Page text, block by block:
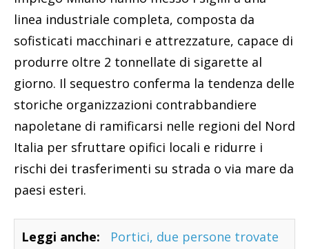
linea industriale completa, composta da
sofisticati macchinari e attrezzature, capace di
produrre oltre 2 tonnellate di sigarette al
giorno. Il sequestro conferma la tendenza delle
storiche organizzazioni contrabbandiere
napoletane di ramificarsi nelle regioni del Nord
Italia per sfruttare opifici locali e ridurre i
rischi dei trasferimenti su strada o via mare da
paesi esteri.
Leggi anche:
Portici, due persone trovate